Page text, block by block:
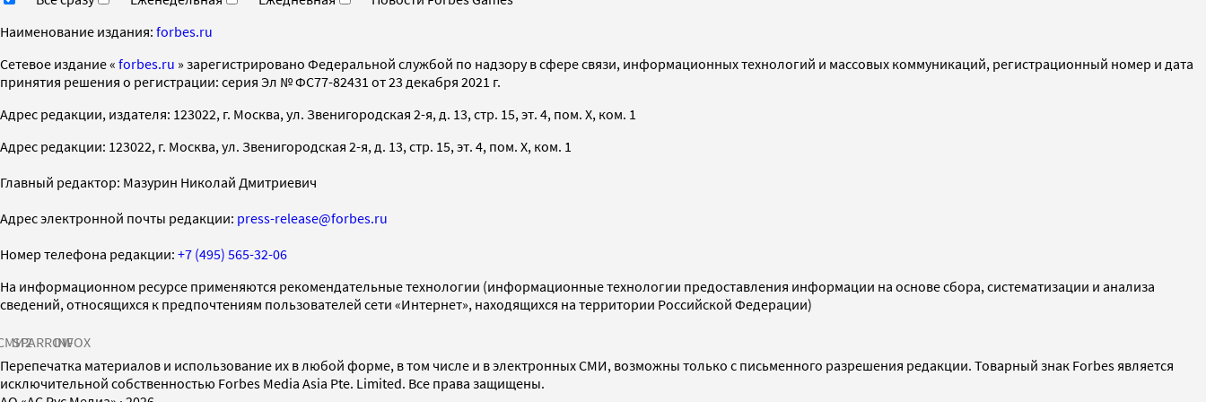
Наименование издания: forbes.ru
Cетевое издание « forbes.ru » зарегистрировано Федеральной службой по надзору в сфере связи, информационных технологий и массовых коммуникаций, регистрационный номер и дата
принятия решения о регистрации: серия Эл № ФС77-82431 от 23 декабря 2021 г.
Адрес редакции, издателя: 123022, г. Москва, ул. Звенигородская 2-я, д. 13, стр. 15, эт. 4, пом. X, ком. 1
Адрес редакции: 123022, г. Москва, ул. Звенигородская 2-я, д. 13, стр. 15, эт. 4, пом. X, ком. 1
Главный редактор: Мазурин Николай Дмитриевич
Адрес электронной почты редакции: press-release@forbes.ru
Номер телефона редакции: +7 (495) 565-32-06
На информационном ресурсе применяются рекомендательные технологии (информационные технологии предоставления информации на основе сбора, систематизации и анализа
сведений, относящихся к предпочтениям пользователей сети «Интернет», находящихся на территории Российской Федерации)
SPARROWINFOX
Перепечатка материалов и использование их в любой форме, в том числе и в электронных СМИ, возможны только с письменного разрешения редакции. Товарный знак Forbes является
исключительной собственностью Forbes Media Asia Pte. Limited. Все права защищены.